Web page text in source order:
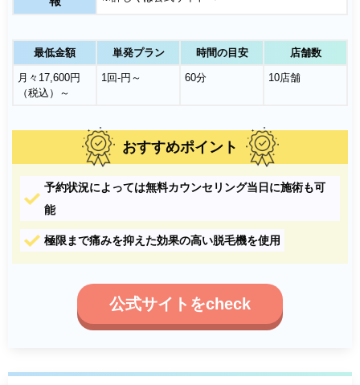
最低金額 単発プラン 時間の目安 店舗数
月々17,600円
（税込）～
1回-円～ 60分 10店舗
おすすめポイント
予約状況によっては無料カウンセリング当日に施術も可
能
極限まで痛みを抑えた効果の高い脱毛機を使用
公式サイトをcheck